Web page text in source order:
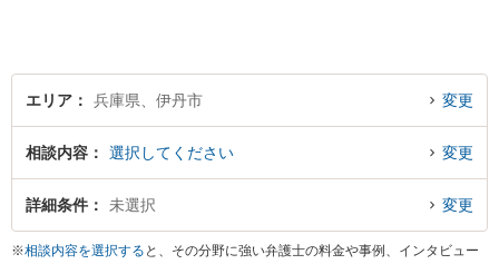
エリア 兵庫県、伊丹市 変更
相談内容 選択してください 変更
詳細条件 未選択 変更
※相談内容を選択する と、その分野に強い弁護士の料金や事例、インタビュー